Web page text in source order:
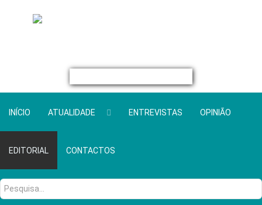
INÍCIO ATUALIDADE ENTREVISTAS OPINIÃO
EDITORIAL CONTACTOS
Pesquisa...